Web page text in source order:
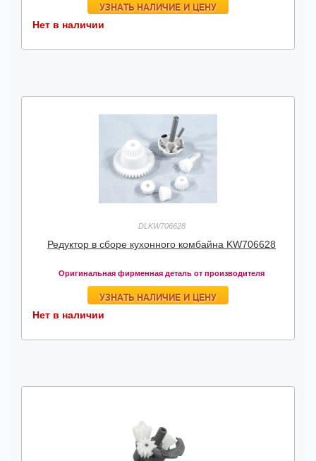
УЗНАТЬ НАЛИЧИЕ И ЦЕНУ
Нет в наличии
DLKW706628
Редуктор в сборе кухонного комбайна KW706628
Оригинальная фирменная деталь от производителя
УЗНАТЬ НАЛИЧИЕ И ЦЕНУ
Нет в наличии